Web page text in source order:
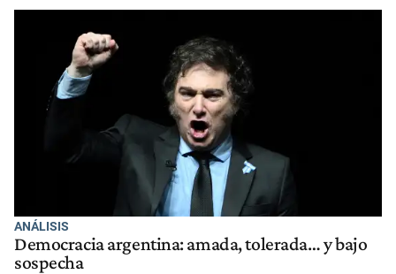
ANÁLISIS
Democracia argentina: amada, tolerada… y bajo
sospecha